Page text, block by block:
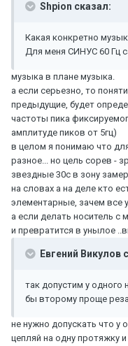
Shpion сказал:
Какая конкретно
Для меня СИНУС 60 Гц
музыка в плане музыка.
а если серьезно, то
предыдущие, будет
частоты пика
амплитуде пиков от 5гц)
в целом я понимаю что
разное... но цель сорев -
звездные 30с в зону
на словах а на деле кто
элементарные, зачем все
а если делать носитель
и превратится в унылое
Евгений Викулов
так допустим у одного
бы второму проще
не нужно допускать что у
цепляй на одну протяжку